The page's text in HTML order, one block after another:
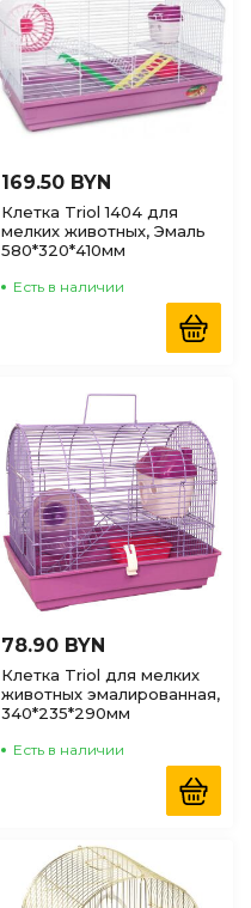
169.50 BYN
Клетка Triol 1404 для
мелких животных, Эмаль
580*320*410мм
Есть в наличии
78.90 BYN
Клетка Triol для мелких
животных эмалированная,
340*235*290мм
Есть в наличии